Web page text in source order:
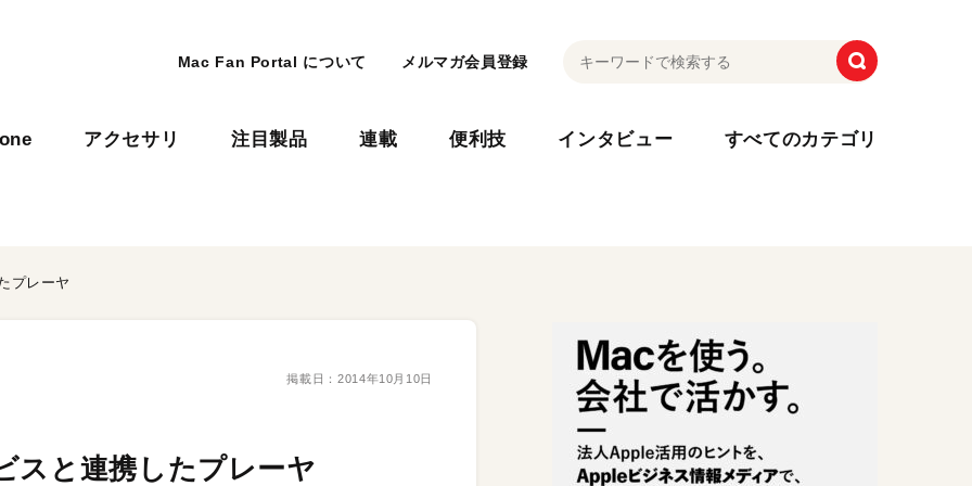
Mac Fan Portal について メルマガ会員登録
アクセサリ 注目製品 連載 便利技 インタビュー すべてのカテゴリ
プレーヤ
掲載日： 2014年10月10日
スと連携したプレーヤ